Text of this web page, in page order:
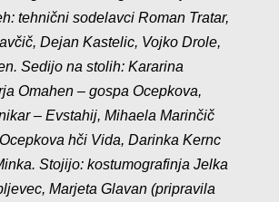
tehnični sodelavci Roman Tratar,
Dejan Kastelic, Vojko Drole,
Sedijo na stolih: Kararina
Omahen – gospa Ocepkova,
– Evstahij, Mihaela Marinčič
hči Vida, Darinka Kernc
Stojijo: kostumografinja Jelka
Marjeta Glavan (pripravila